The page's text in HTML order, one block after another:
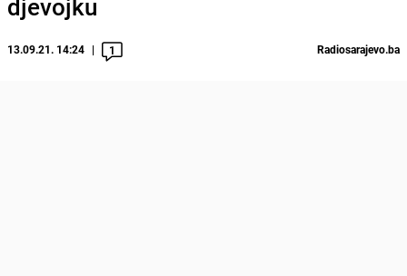
djevojku
13.09.21. 14:24 1 Radiosarajevo.ba